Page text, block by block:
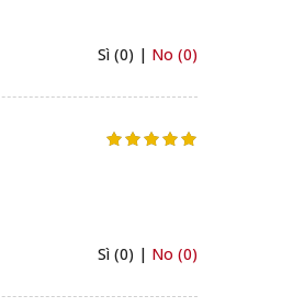
Sì (0) | No (0)
Sì (0) | No (0)